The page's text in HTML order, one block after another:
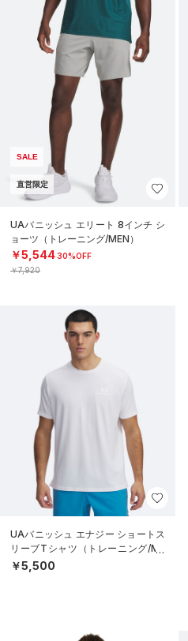
SALE
直営限定
UAバニッシュ エリート 8インチ シ
ョーツ（トレーニング/MEN）
￥5,54430%OFF
￥7,920
UAバニッシュ エナジー ショートス
リーブTシャツ（トレーニング/ME
N）
￥5,500